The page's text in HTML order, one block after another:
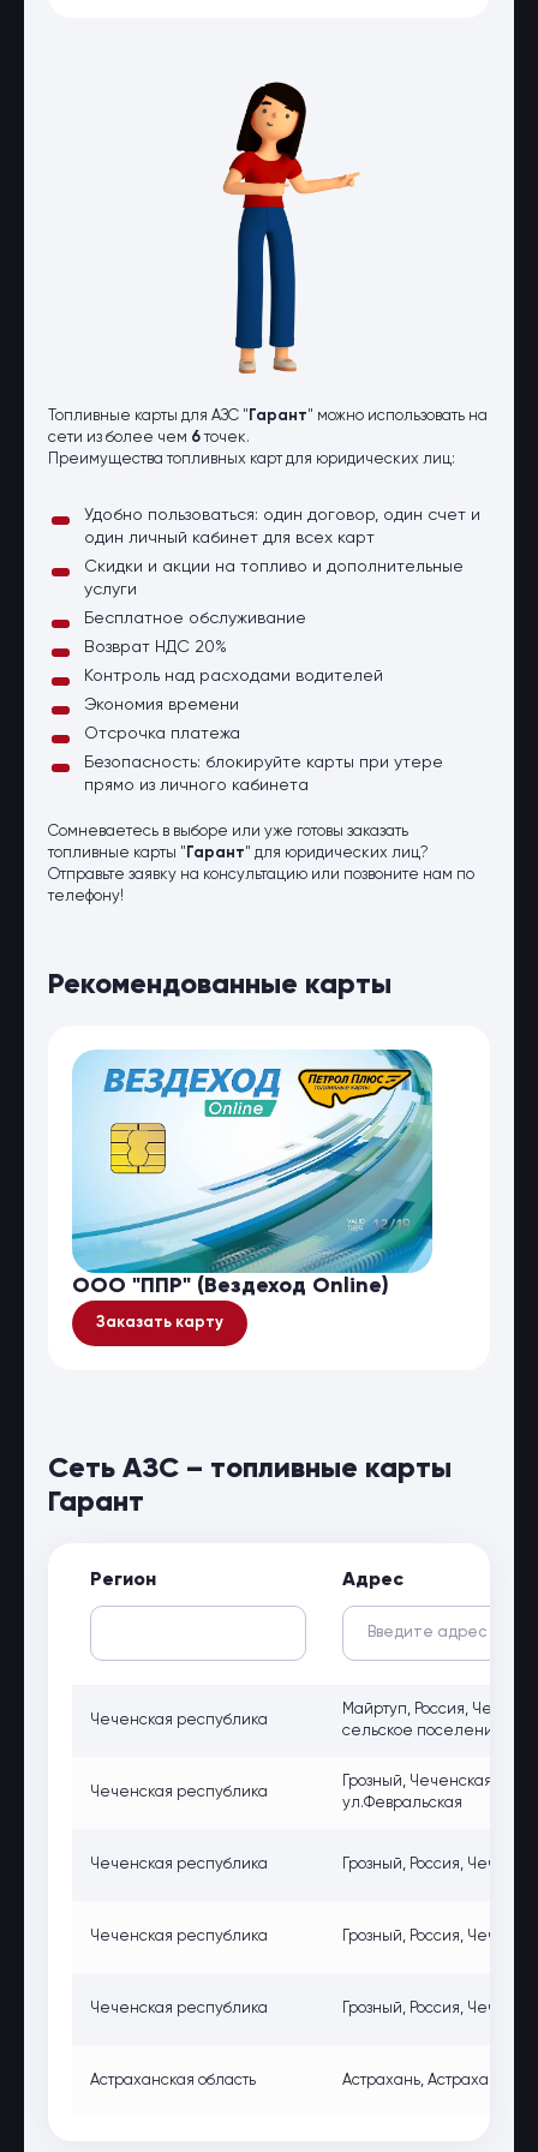
Топливные карты для АЗС " Гарант" можно использовать на
сети из более чем 6точек.
Преимущества топливных карт для юридических лиц:
Удобно пользоваться: один договор, один счет и
один личный кабинет для всех карт
Скидки и акции на топливо и дополнительные
услуги
Бесплатное обслуживание
Возврат НДС 20%
Контроль над расходами водителей
Экономия времени
Отсрочка платежа
Безопасность: блокируйте карты при утере
прямо из личного кабинета
Сомневаетесь в выборе или уже готовы заказать
топливные карты " Гарант" для юридических лиц?
Отправьте заявку на консультацию или позвоните нам по
телефону!
Рекомендованные карты
ООО "ППР" (Вездеход Online)
Заказать карту
Сеть АЗС – топливные карты
Гарант
Регион Адрес
Чеченская республика
Майртуп, Россия,
сельское поселение,
Чеченская республика
Грозный, Чеченская
ул.Февральская
Чеченская республика Грозный, Россия,
Чеченская республика Грозный, Россия,
Чеченская республика Грозный, Россия,
Астраханская область Астрахань,
Страхование физических лиц
Страхование юридических лиц
Страховые компании
Электронные перевозочные